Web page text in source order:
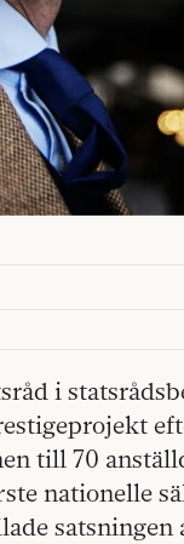
i
till 70
nationelle